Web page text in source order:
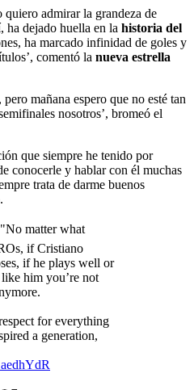
quiero admirar la grandeza de
ha dejado huella en la historia del
ha marcado infinidad de goles y
comentó la nueva estrella
mañana espero que no esté tan
nosotros’, bromeó el
que siempre he tenido por
conocerle y hablar con él muchas
trata de darme buenos
matter what
if Cristiano
if he plays well or
him you’re not
for everything
a generation,